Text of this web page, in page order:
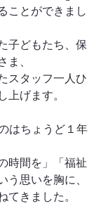
ことができまし
子どもたち、保
ま、
スタッフ一人ひ
上げます。
はちょうど１年
時間を」「福祉
う思いを胸に、
てきました。